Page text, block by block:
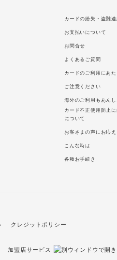
カードの紛失・盗難
お支払いについて
お問合せ
よくあるご質問
カードのご利用にあ
ご注意ください
海外のご利用もあん
カード不正使用防止
について
お客さまの声にお応
こんな時は
各種お手続き
加盟店サービス
クレジットポリシー